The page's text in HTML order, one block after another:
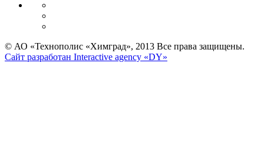
© АО «Технополис «Химград», 2013 Все права защищены.
Сайт разработан Interactive agency «DY»